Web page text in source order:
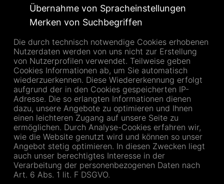
Übernahme von Spracheinstellungen
Merken von Suchbegriffen
Die durch technisch notwendige Cookies erhobenen
Nutzerdaten werden von uns nicht zur Erstellung
von Nutzerprofilen verwendet. Teilweise geben
Cookies Informationen ab, um Sie automatisch
wiederzuerkennen. Diese Wiedererkennung erfolgt
aufgrund der in den Cookies gespeicherten IP-
Adresse. Die so erlangten Informationen dienen
dazu, unsere Angebote zu optimieren und Ihnen
einen leichteren Zugang auf unsere Seite zu
ermöglichen. Durch Analyse-Cookies erfahren wir,
wie die Website genutzt wird und können so unser
Angebot stetig optimieren. In diesen Zwecken liegt
auch unser berechtigtes Interesse in der
Verarbeitung der personenbezogenen Daten nach
Art. 6 Abs. 1 lit. F DSGVO.